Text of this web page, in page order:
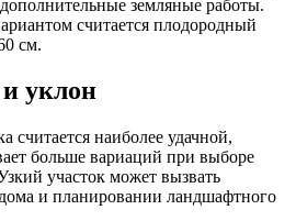
земляные работы.
считается плодородный
см.
уклон
считается наиболее удачной,
больше вариаций при выборе
участок может вызвать
и планировании ландшафтного